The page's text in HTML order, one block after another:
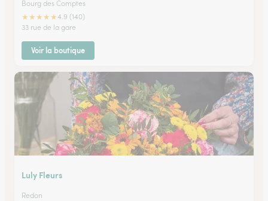
Bourg des Comptes
★★★★★4.9 (140)
33 rue de la gare
Voir la boutique
Luly Fleurs
Redon